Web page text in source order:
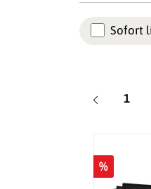
Sofort
Seite
1
%